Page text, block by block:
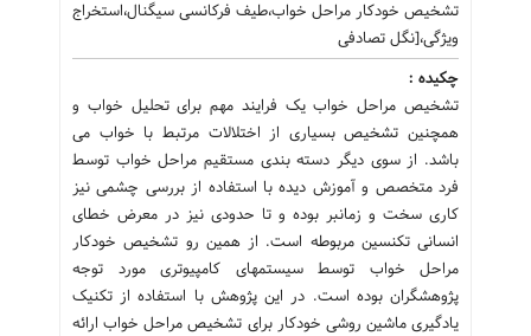
تشخیص خودکار مراحل خواب،طیف فرکانسی سیگنال،استخراج
ویژگی،[نگل تصادفی
چکیده :
تشخیص مراحل خواب یک فرایند مهم برای تحلیل خواب و
همچنین تشخیص بسیاری از اختلالات مرتبط با خواب می
باشد. از سوی دیگر دسته بندی مستقیم مراحل خواب توسط
فرد متخصص و آموزش دیده با استفاده از بررسی چشمی نیز
کاری سخت و زمانبر بوده و تا حدودی نیز در معرض خطای
انسانی تکنسین مربوطه است. از همین رو تشخیص خودکار
مراحل خواب توسط سیستمهای کامپیوتری مورد توجه
پژوهشگران بوده است. در این پژوهش با استفاده از تکنیک
یادگیری ماشین روشی خودکار برای تشخیص مراحل خواب ارائه